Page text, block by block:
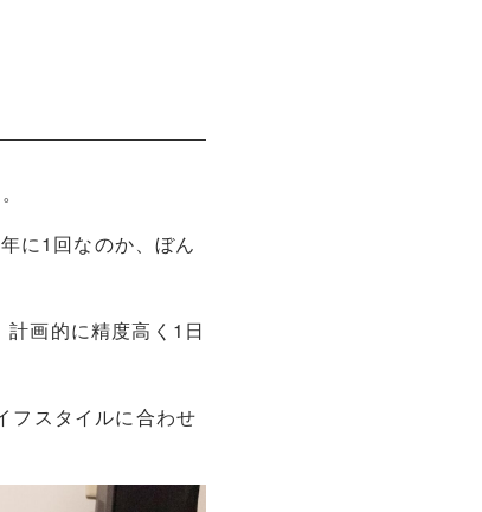
に1回なのか、ぼん
画的に精度高く1日
フスタイルに合わせ